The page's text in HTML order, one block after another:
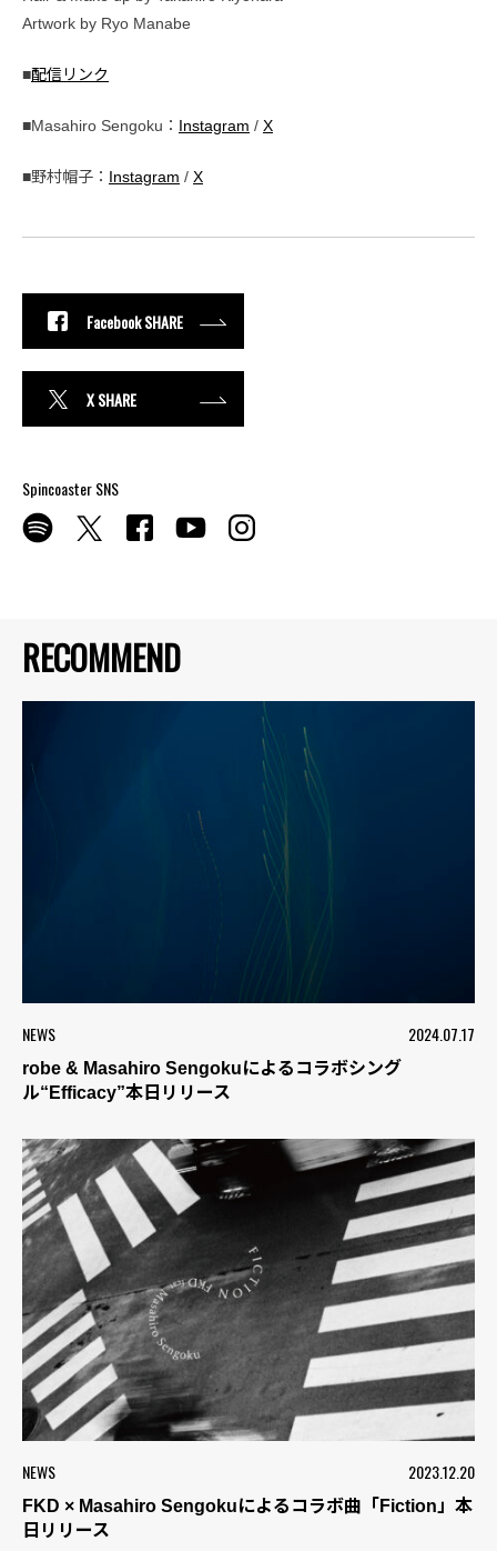
RECOMMEND
NEWS 2024.07.17
robe & Masahiro Sengokuによるコラボシング
ル“Efficacy”本日リリース
NEWS 2023.12.20
FKD × Masahiro Sengokuによるコラボ曲「Fiction」本
日リリース
Artwork by Ryo Manabe
■配信リンク
■Masahiro Sengoku： Instagram / X
■野村帽子： Instagram / X
Facebook SHARE
X SHARE
Spincoaster SNS